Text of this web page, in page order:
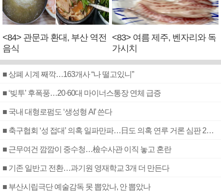
<84> 관문과 환대, 부산 역전
음식
<83> 여름 제주, 벤자리와 독
가시치
■ 상폐 시계 째깍…163개사 “나 떨고있니”
■ ‘빚투’ 후폭풍…20·60대 마이너스통장 연체 급증
■ 국내 대형로펌도 ‘생성형 AI’ 쓴다
■ 축구협회 ‘성 접대’ 의혹 일파만파…日도 의혹 연루 거론 심판 2명 조사
■ 근무여건 깜깜이 중수청…檢수사관 이직 놓고 혼란
■ 기존 일반고 전환…과기원 영재학교 3개 더 만든다
■ 부산시립극단 예술감독 못 뽑았나, 안 뽑았나